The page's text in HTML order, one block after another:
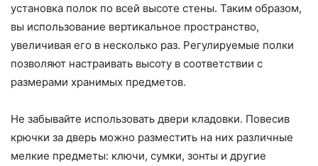
установка полок по всей высоте стены. Таким образом,
вы использование вертикальное пространство,
увеличивая его в несколько раз. Регулируемые полки
позволяют настраивать высоту в соответствии с
размерами хранимых предметов.
Не забывайте использовать двери кладовки. Повесив
крючки за дверь можно разместить на них различные
мелкие предметы: ключи, сумки, зонты и другие